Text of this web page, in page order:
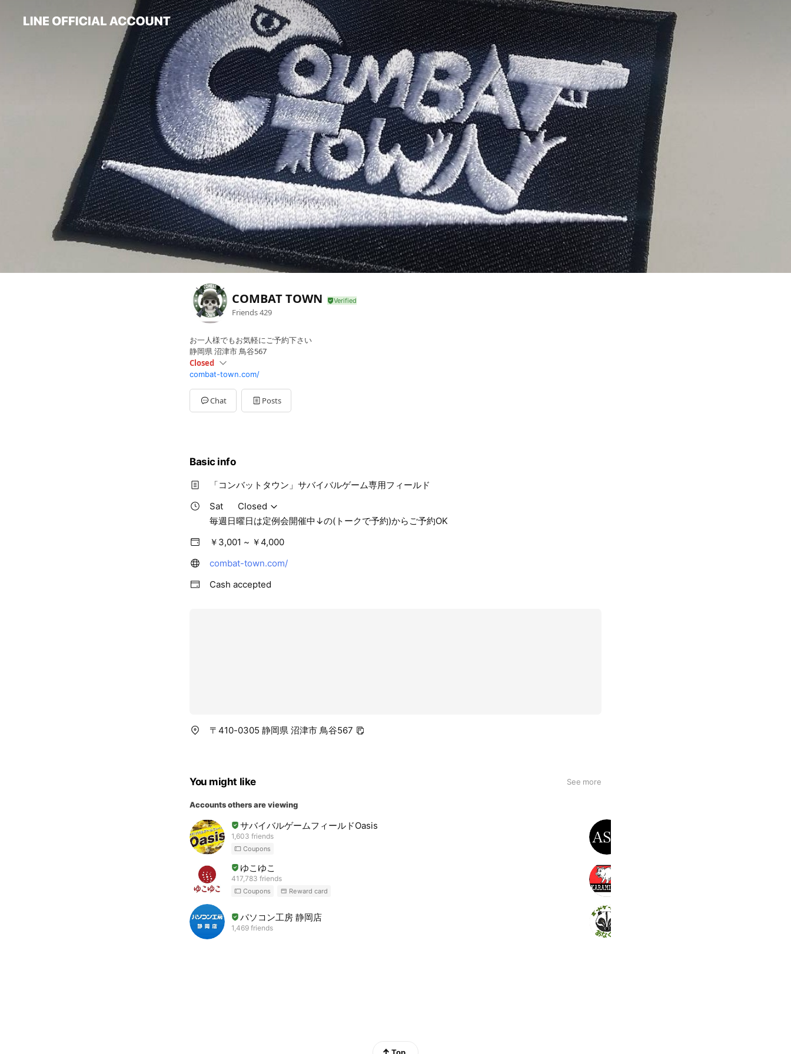
COMBAT TOWN
Friends429
お一人様でもお気軽にご予約下さい
静岡県 沼津市 鳥谷567
Closed
Sun09: - 16:30
MonClosed
TueClosed
WedClosed
combat-town.com/
Chat Posts
Basic info
「コンバットタウン」サバイバルゲーム専用フィールド
Sat
Closed
毎週日曜日は定例会開催中↓の(トークで予約)からご予約OK
￥3,001 ~ ￥4,000
combat-town.com/
Cash accepted
〒410-0305 静岡県 沼津市 鳥谷567
You might like See more
Accounts others are viewing
サバイバルゲームフィールドOasis
1,603 friends
Coupons
ゆこゆこ
417,783 friends
Coupons Reward card
パソコン工房 静岡店
1,469 friends